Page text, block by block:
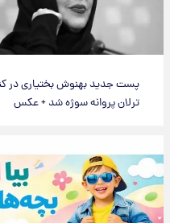
پست جدید بهنوش بختیاری در کنار
ترلان پروانه سوژه شد + عکس